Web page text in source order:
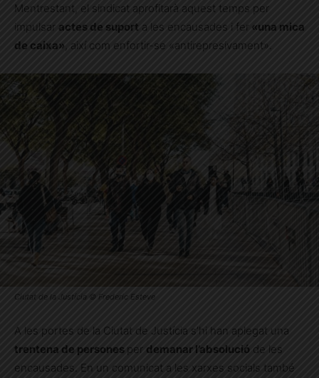
Mentrestant, el sindicat aprofitarà aquest temps per
impulsar actes de suport a les encausades i fer
«una mica
de caixa» , així com enfortir-se «antirepresivament».
Ciutat de la Justícia © Frederic Esteve
A les portes de la Ciutat de Justícia s’hi han aplegat una
trentena de persones per demanar l’absolució de les
encausades. En un comunicat a les xarxes socials també